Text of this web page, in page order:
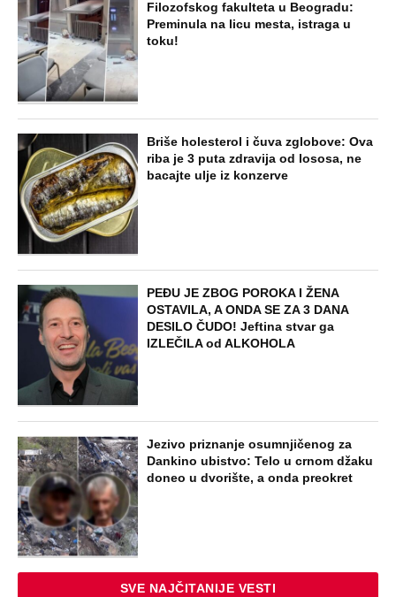
Filozofskog fakulteta u Beogradu:
Preminula na licu mesta, istraga u
toku!
Briše holesterol i čuva zglobove: Ova
riba je 3 puta zdravija od lososa, ne
bacajte ulje iz konzerve
PEĐU JE ZBOG POROKA I ŽENA
OSTAVILA, A ONDA SE ZA 3 DANA
DESILO ČUDO! Jeftina stvar ga
IZLEČILA od ALKOHOLA
Jezivo priznanje osumnjičenog za
Dankino ubistvo: Telo u crnom džaku
doneo u dvorište, a onda preokret
SVE NAJČITANIJE VESTI